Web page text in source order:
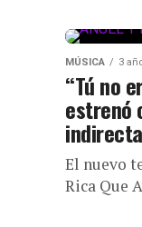
MÚSICA 3
“Tú no
estrenó
El nuevo
Rica Que